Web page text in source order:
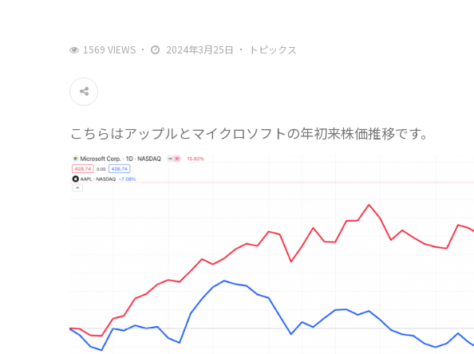
1569 VIEWS 2024年3月25日 トピックス
こちらはアップルとマイクロソフトの年初来株価推移です。